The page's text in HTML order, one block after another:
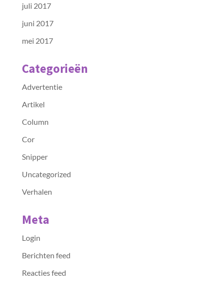
juli 2017
juni 2017
mei 2017
Categorieën
Advertentie
Artikel
Column
Cor
Snipper
Uncategorized
Verhalen
Meta
Login
Berichten feed
Reacties feed